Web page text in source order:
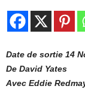
Date de sortie 14
De David Yates
Avec Eddie